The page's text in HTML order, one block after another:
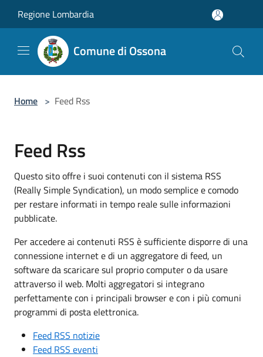
Regione Lombardia
Comune di Ossona
Home > Feed Rss
Feed Rss
Questo sito offre i suoi contenuti con il sistema RSS
(Really Simple Syndication), un modo semplice e comodo
per restare informati in tempo reale sulle informazioni
pubblicate.
Per accedere ai contenuti RSS è sufficiente disporre di una
connessione internet e di un aggregatore di feed, un
software da scaricare sul proprio computer o da usare
attraverso il web. Molti aggregatori si integrano
perfettamente con i principali browser e con i più comuni
programmi di posta elettronica.
Feed RSS notizie
Feed RSS eventi